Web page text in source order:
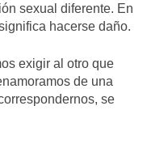
sexual diferente. En
hacerse daño.
exigir al otro que
de una
se